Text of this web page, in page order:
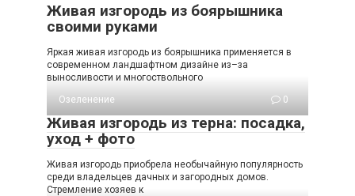
Живая изгородь из боярышника
своими руками
Яркая живая изгородь из боярышника применяется в
современном ландшафтном дизайне из–за
выносливости и многоствольного
Озеленение
0
Живая изгородь из терна: посадка,
уход + фото
Живая изгородь приобрела необычайную популярность
среди владельцев дачных и загородных домов.
Стремление хозяев к